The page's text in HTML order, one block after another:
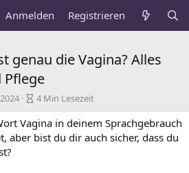
Anmelden Registrieren
genau die Vagina? Alles
Pflege
L
e
s
e
4 Min Lesezeit
Vagina in deinem Sprachgebrauch
aber bist du dir auch sicher, dass du